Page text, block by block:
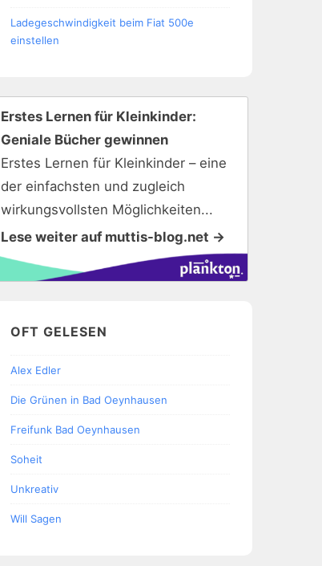
Ladegeschwindigkeit beim Fiat 500e
einstellen
Erstes Lernen für Kleinkinder:
Geniale Bücher gewinnen
Erstes Lernen für Kleinkinder – eine
der einfachsten und zugleich
wirkungsvollsten Möglichkeiten...
Lese weiter auf muttis-blog.net →
OFT GELESEN
Alex Edler
Die Grünen in Bad Oeynhausen
Freifunk Bad Oeynhausen
Soheit
Unkreativ
Will Sagen